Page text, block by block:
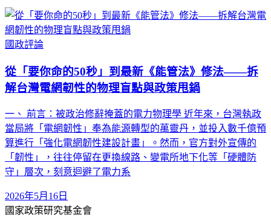
國政評論
從「要你命的50秒」到最新《能管法》修法——拆
解台灣電網韌性的物理盲點與政策甩鍋
一、 前言：被政治修辭掩蓋的電力物理學 近年來，台灣執政
當局將「電網韌性」奉為能源轉型的萬靈丹，並投入數千億預
算進行「強化電網韌性建設計畫」。然而，官方對外宣傳的
「韌性」，往往停留在更換線路、變電所地下化等「硬體防
守」層次，刻意迴避了電力系
2026年5月16日
國家政策研究基金會